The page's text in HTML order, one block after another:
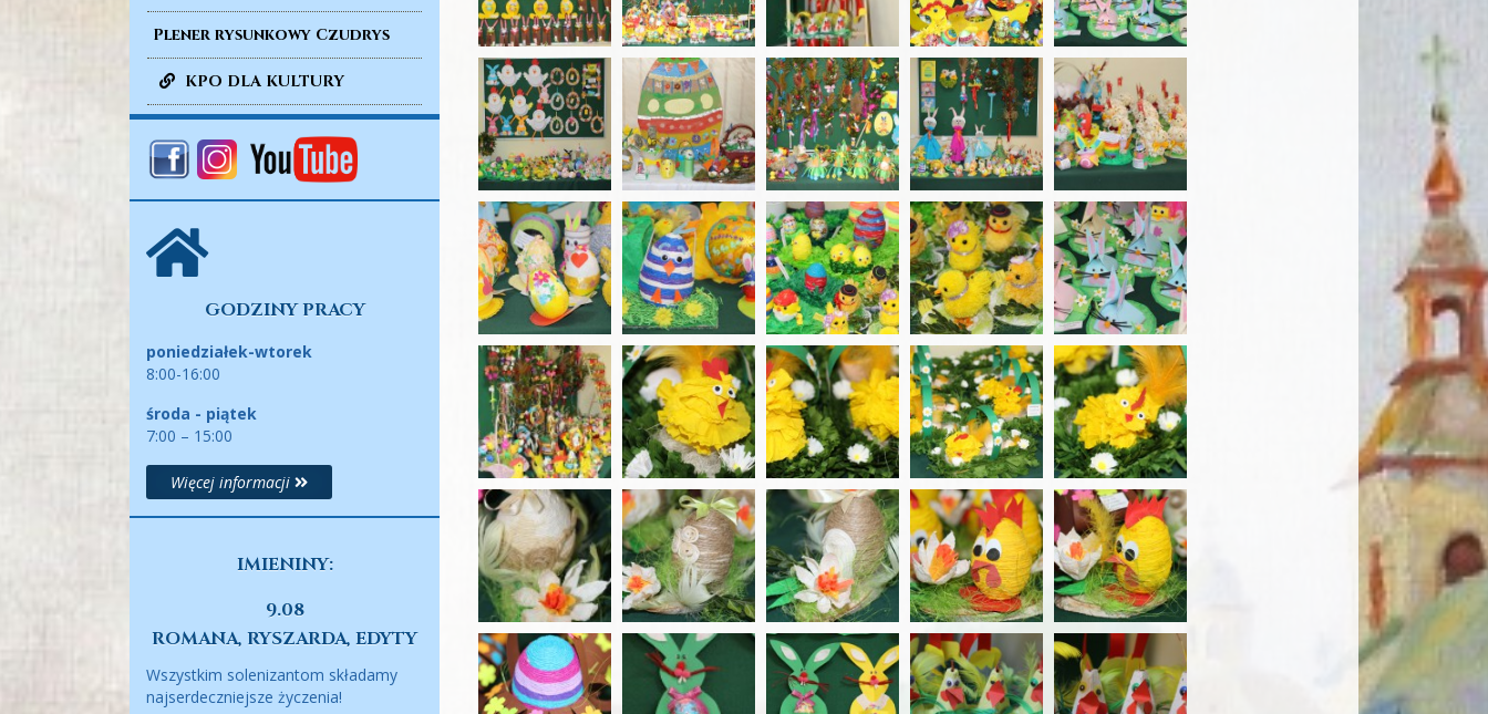
Plener rysunkowy Czudrys
KPO DLA KULTURY
GODZINY PRACY
poniedziałek-wtorek
8:00-16:00
środa - piątek
7:00 – 15:00
Więcej informacji
IMIENINY:
9.08
ROMANA, RYSZARDA, EDYTY
Wszystkim solenizantom składamy
najserdeczniejsze życzenia!